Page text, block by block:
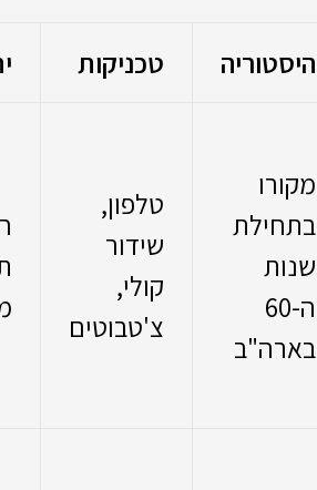
היסטוריה טכניקות
מקורו
בתחילת
שנות
ה-60
בארה"ב
טלפון,
שידור
קולי,
צ'טבוטים